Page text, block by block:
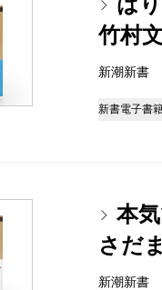
竹村
新潮新書
新書電子書
本
さだ
新潮新書